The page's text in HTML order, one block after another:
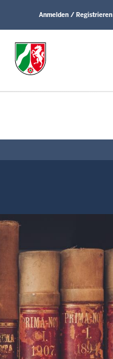
Anmelden / Registrieren